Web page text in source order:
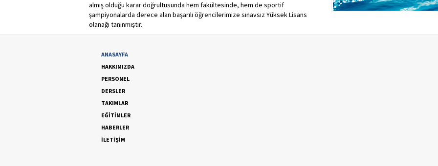
almış olduğu karar doğrultusunda hem fakültesinde, hem de sportif
şampiyonalarda derece alan başarılı öğrencilerimize sınavsız Yüksek Lisans
olanağı tanınmıştır.
ANASAYFA
HAKKIMIZDA
PERSONEL
DERSLER
TAKIMLAR
EĞİTİMLER
HABERLER
İLETİŞİM